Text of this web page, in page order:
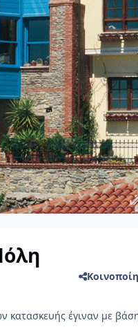
έγιναν με